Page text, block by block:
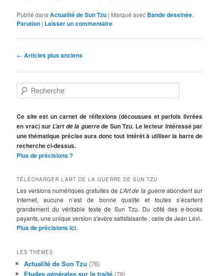
Publié dansActualité de Sun Tzu | Marqué avec Bande dessinée,
Parution | Laisser un commentaire
Navigation
articles
← Articles plus anciens
e
h
e
r
c
h
Ce site est un carnet de réflexions (décousues et parfois livrées
en vrac) surL’art de la guerrede Sun Tzu. Le lecteur intéressé par
une thématique précise aura donc tout intérêt à utiliser la barre de
recherche ci-dessus.
Plus de précisions ?
TÉLÉCHARGER L’ART DE LA GUERRE DE SUN TZU
Les versions numériques gratuites de L’Art de la guerreabondent sur
Internet, aucune n’est de bonne qualité et toutes s’écartent
grandement du véritable texte de Sun Tzu. Du côté des e-books
payants, une unique version s'avère satisfaisante : celle de Jean Lévi.
Plus de précisions ici.
LES THÈMES
Actualité de Sun Tzu (76)
Etudes générales sur le traité (78)